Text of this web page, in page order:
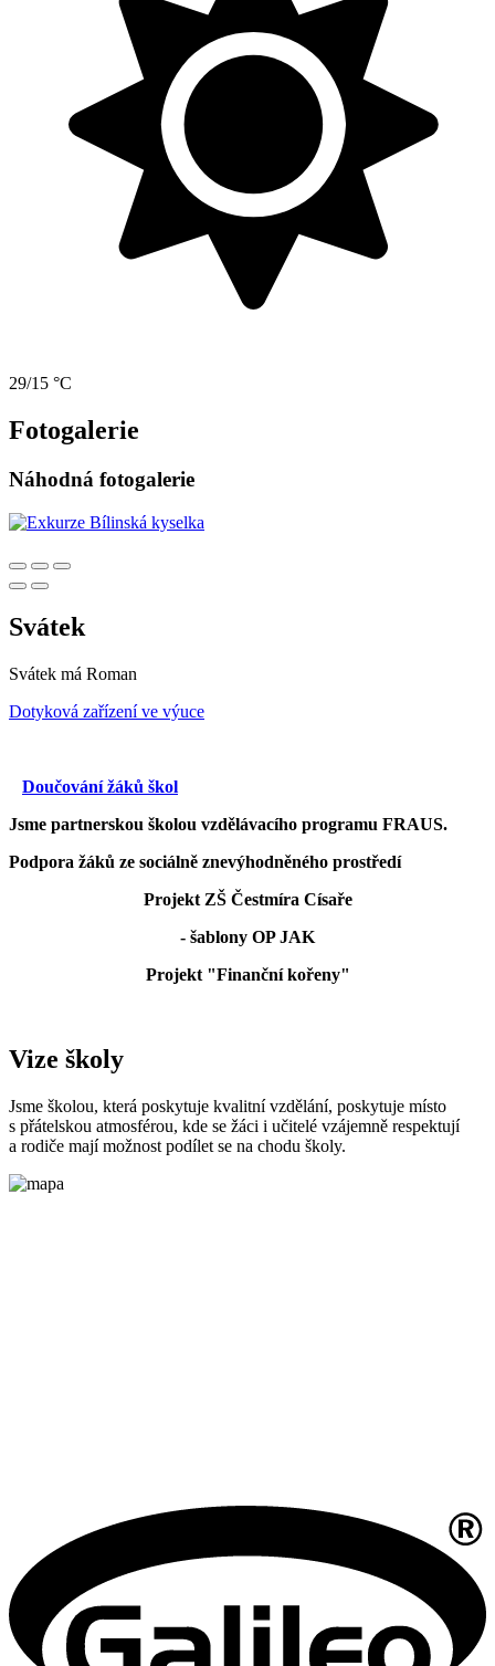
29/15 °C
Fotogalerie
Náhodná fotogalerie
Svátek
Svátek má Roman
Dotyková zařízení ve výuce
Doučování žáků škol
Jsme partnerskou školou vzdělávacího programu FRAUS.
Podpora žáků ze sociálně znevýhodněného prostředí
Projekt ZŠ Čestmíra Císaře
- šablony OP JAK
Projekt "Finanční kořeny"
Vize školy
Jsme školou, která poskytuje kvalitní vzdělání, poskytuje místo
s přátelskou atmosférou, kde se žáci i učitelé vzájemně respektují
a rodiče mají možnost podílet se na chodu školy.